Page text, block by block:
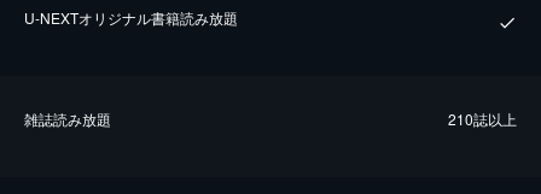
U-NEXTオリジナル書籍読み放題
雑誌読み放題 210誌以上